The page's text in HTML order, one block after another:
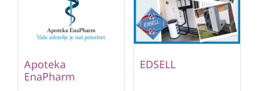
Apoteka
EnaPharm
EDSELL